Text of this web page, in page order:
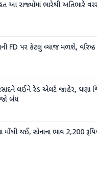
રાજ્યોમાં ભારેથી અતિભારે
FD પર કેટલું વ્યાજ મળશે, વરિષ્ઠ
લઈને રેડ એલર્ટ જાહેર, ઘણા
બંધ
મોંઘી થઈ, સોનાના ભાવ 2,200